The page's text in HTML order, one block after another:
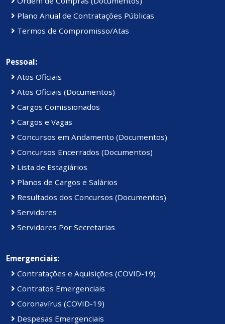
Plano Anual de Contratações Públicas
Termos de Compromisso/Atas
Pessoal:
Atos Oficiais
Atos Oficiais (Documentos)
Cargos Comissionados
Cargos e Vagas
Concursos em Andamento (Documentos)
Concursos Encerrados (Documentos)
Lista de Estagiários
Planos de Cargos e Salários
Resultados dos Concursos (Documentos)
Servidores
Servidores Por Secretarias
Emergenciais:
Contratações e Aquisições (COVID-19)
Contratos Emergenciais
Coronavírus (COVID-19)
Despesas Emergenciais